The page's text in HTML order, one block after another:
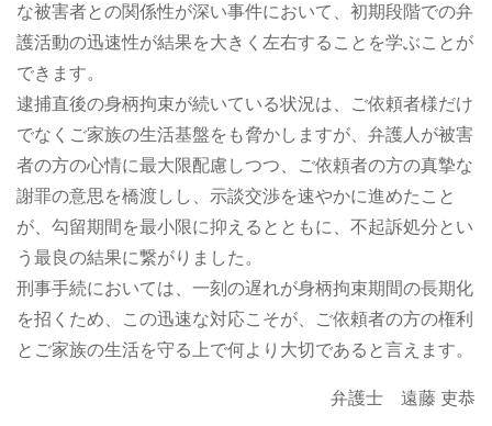
な被害者との関係性が深い事件において、初期段階での弁
護活動の迅速性が結果を大きく左右することを学ぶことが
できます。
逮捕直後の身柄拘束が続いている状況は、ご依頼者様だけ
でなくご家族の生活基盤をも脅かしますが、弁護人が被害
者の方の心情に最大限配慮しつつ、ご依頼者の方の真摯な
謝罪の意思を橋渡しし、示談交渉を速やかに進めたこと
が、勾留期間を最小限に抑えるとともに、不起訴処分とい
う最良の結果に繋がりました。
刑事手続においては、一刻の遅れが身柄拘束期間の長期化
を招くため、この迅速な対応こそが、ご依頼者の方の権利
とご家族の生活を守る上で何より大切であると言えます。
弁護士 遠藤 吏恭